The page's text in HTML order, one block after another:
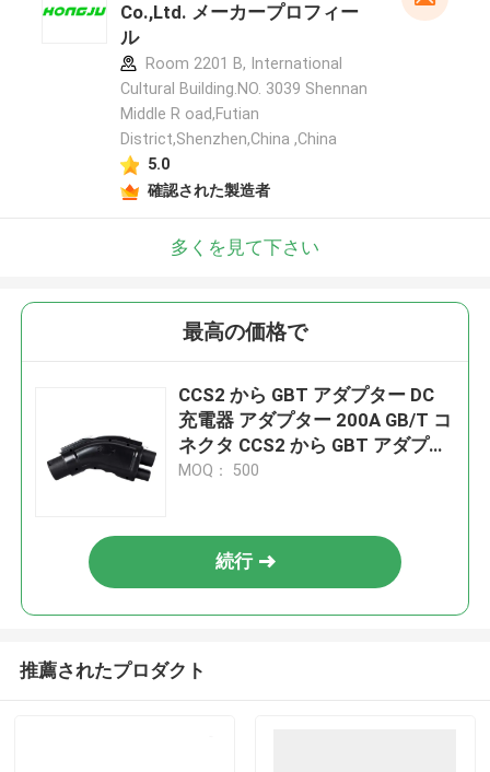
Co.,Ltd. メーカープロフィー
ル
Room 2201 B, International
Cultural Building.NO. 3039 Shennan
Middle R oad,Futian
District,Shenzhen,China ,China
5.0
確認された製造者
多くを見て下さい
最高の価格で
CCS2 から GBT アダプター DC
充電器 アダプター 200A GB/T コ
ネクタ CCS2 から GBT アダプタ
ー
MOQ： 500
続行
推薦されたプロダクト